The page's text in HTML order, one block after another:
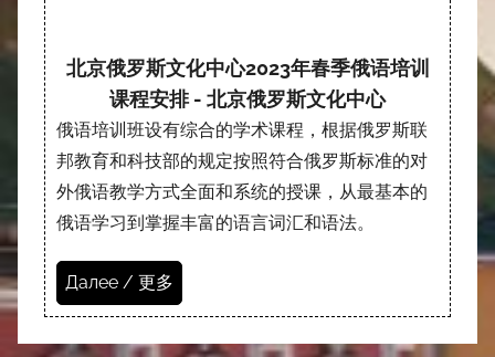
北京俄罗斯文化中心2023年春季俄语培训
课程安排 - 北京俄罗斯文化中心
俄语培训班设有综合的学术课程，根据俄罗斯联
邦教育和科技部的规定按照符合俄罗斯标准的对
外俄语教学方式全面和系统的授课，从最基本的
俄语学习到掌握丰富的语言词汇和语法。
Далее / 更多